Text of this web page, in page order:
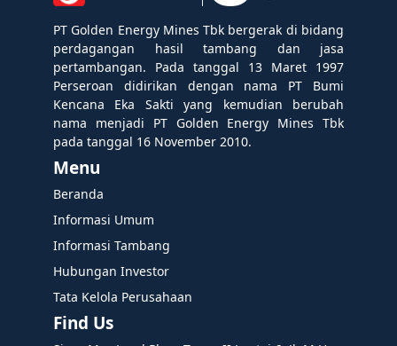
PT Golden Energy Mines Tbk bergerak di bidang
perdagangan hasil tambang dan jasa
pertambangan. Pada tanggal 13 Maret 1997
Perseroan didirikan dengan nama PT Bumi
Kencana Eka Sakti yang kemudian berubah
nama menjadi PT Golden Energy Mines Tbk
pada tanggal 16 November 2010.
Menu
Beranda
Informasi Umum
Informasi Tambang
Hubungan Investor
Tata Kelola Perusahaan
Find Us